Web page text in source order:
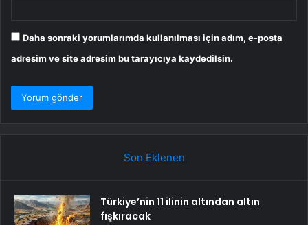
Daha sonraki yorumlarımda kullanılması için adım, e-posta
adresim ve site adresim bu tarayıcıya kaydedilsin.
Son Eklenen
Türkiye’nin 11 ilinin altından altın
fışkıracak